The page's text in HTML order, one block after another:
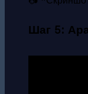
Шаг 5: